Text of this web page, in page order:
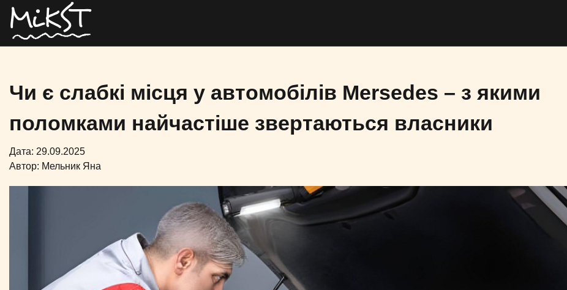
Чи є слабкі місця у автомобілів Mersedes – з якими
поломками найчастіше звертаються власники
Дата: 29.09.2025
Автор: Мельник Яна